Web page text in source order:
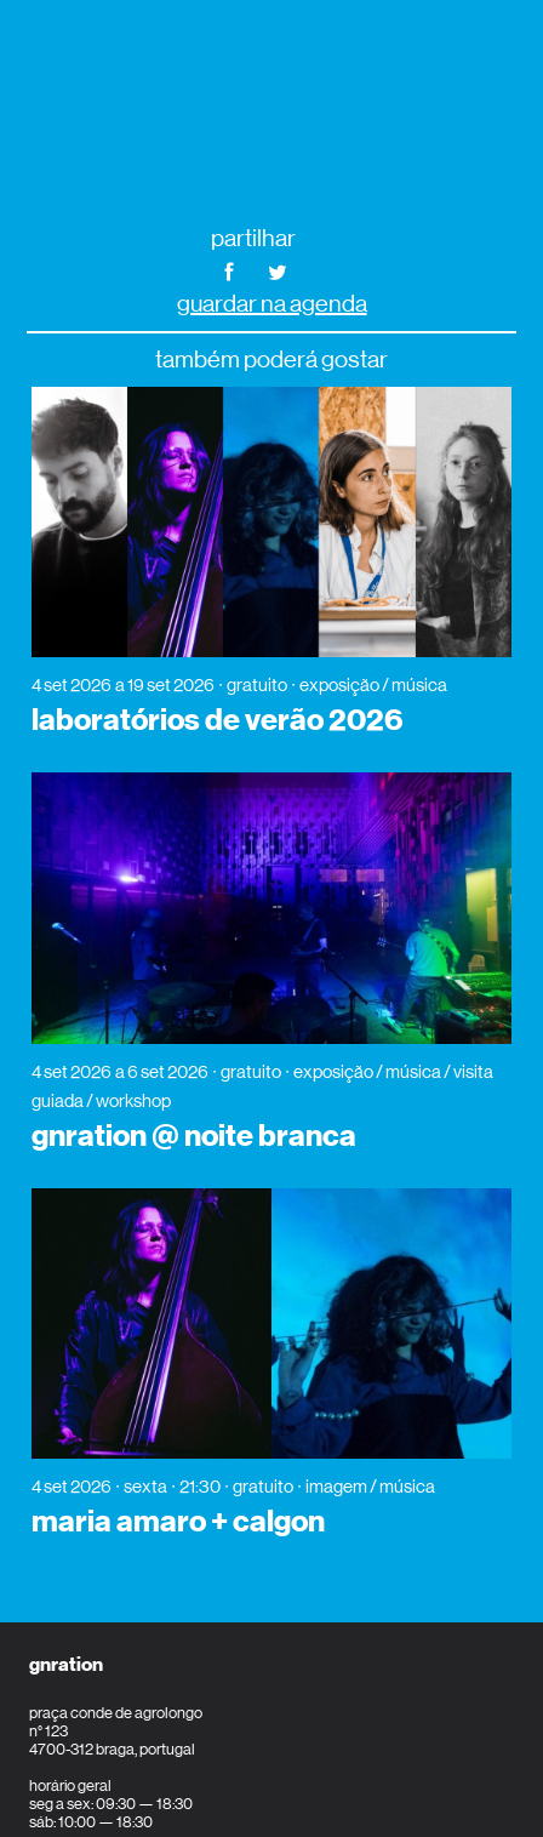
partilhar
guardar na agenda
também poderá gostar
4 set 2026 a 19 set 2026 gratuito exposição / música
laboratórios de verão 2026
4 set 2026 a 6 set 2026 gratuito
exposição / música / visita
guiada / workshop
gnration @ noite branca
4 set 2026 sexta 21:30 gratuito imagem / música
maria amaro + calgon
gnration
praça conde de agrolongo
n° 123
4700-312 braga, portugal
horário geral
seg a sex: 09:30 — 18:30
sáb: 10:00 — 18:30